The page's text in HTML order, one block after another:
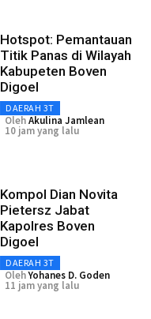
Hotspot: Pemantauan
Titik Panas di Wilayah
Kabupeten Boven
Digoel
DAERAH 3T
OlehAkulina Jamlean
10 jam yang lalu
Kompol Dian Novita
Pietersz Jabat
Kapolres Boven
Digoel
DAERAH 3T
OlehYohanes D. Goden
11 jam yang lalu